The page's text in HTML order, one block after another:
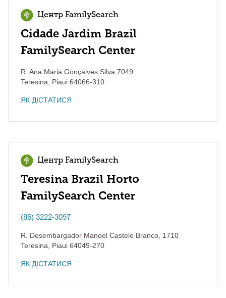
Центр FamilySearch
Cidade Jardim Brazil
FamilySearch Center
R. Ana Maria Gonçalves Silva 7049
Teresina
Piaui 64066-310
ЯК ДІСТАТИСЯ
Центр FamilySearch
Teresina Brazil Horto
FamilySearch Center
(86) 3222-3097
R. Desembargador Manoel Castelo Branco, 1710
Teresina
Piaui 64049-270
ЯК ДІСТАТИСЯ